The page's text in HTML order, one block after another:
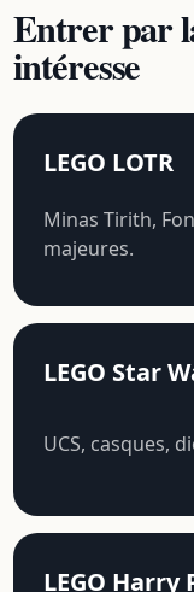
Entrer par
intéresse
LEGO LOTR
Minas Tirith,
majeures.
LEGO Star
UCS, casques,
LEGO Harry